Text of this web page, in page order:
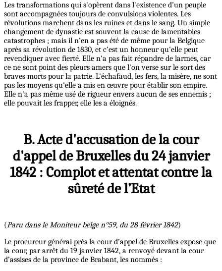
Les transformations qui s'opèrent dans l'existence d'un peuple
sont accompagnées toujours de convulsions violentes. Les
révolutions marchent dans les ruines et dans le sang. Un simple
changement de dynastie est souvent la cause de lamentables
catastrophes ; mais il n'en a pas été de même pour la Belgique
après sa révolution de 1830, et c'est un honneur qu'elle peut
revendiquer avec fierté. Elle n'a pas fait répandre de larmes, car
ce ne sont point des pleurs amers que l'on verse sur le sort des
braves morts pour la patrie. L'échafaud, les fers, la misère, ne sont
pas les moyens qu'elle a mis en œuvre pour établir son empire.
Elle n'a pas même usé de rigueur envers aucun de ses ennemis ;
elle pouvait les frapper, elle les a éloignés.
B. Acte d'accusation de la cour
d'appel de Bruxelles du 24 janvier
1842 : Complot et attentat contre la
sûreté de l’Etat
(Paru dans le Moniteur belge n°59, du 28 février 1842)
Le procureur général près la cour d’appel de Bruxelles expose que
la cour, par arrêt du 19 janvier 1842, a renvoyé devant la cour
d’assises de la province de Brabant, les nommés :